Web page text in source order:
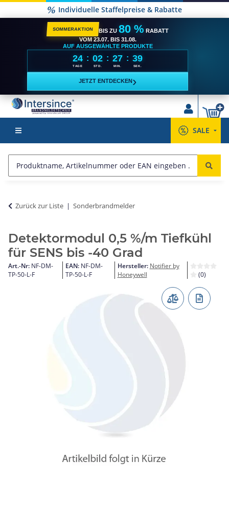
Individuelle Staffelpreise & Rabatte
SOMMERAKTION BIS ZU 80 % RABATT
VOM 23.07. BIS 31.08.
AUF AUSGEWÄHLTE PRODUKTE
24
TAGE
: 02
STD.
: 27
MIN.
: 38
SEK.
JETZT ENTDECKEN ›
SALE
Zurück zur Liste Sonderbrandmelder
Detektormodul 0,5 %/m Tiefkühl
für SENS bis -40 Grad
Art.-Nr: NF-DM-
TP-50-L-F
EAN: NF-DM-
TP-50-L-F
Hersteller: Notifier by
Honeywell
(0)